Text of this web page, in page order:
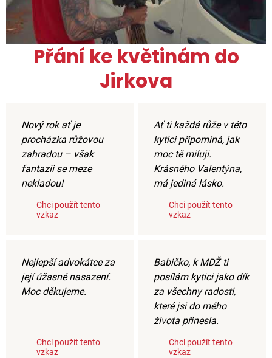
Přání ke květinám do
Jirkova
Nový rok ať je
procházka růžovou
zahradou – však
fantazii se meze
nekladou!
Chci použít tento
vzkaz
Ať ti každá růže v této
kytici připomíná, jak
moc tě miluji.
Krásného Valentýna,
má jediná lásko.
Chci použít tento
vzkaz
Nejlepší advokátce za
její úžasné nasazení.
Moc děkujeme.
Chci použít tento
vzkaz
Babičko, k MDŽ ti
posílám kytici jako dík
za všechny radosti,
které jsi do mého
života přinesla.
Chci použít tento
vzkaz